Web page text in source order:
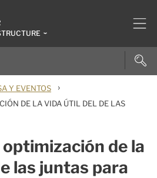
Y EVENTOS ›
DE LA VIDA ÚTIL DEL DE LAS
de la
las juntas para